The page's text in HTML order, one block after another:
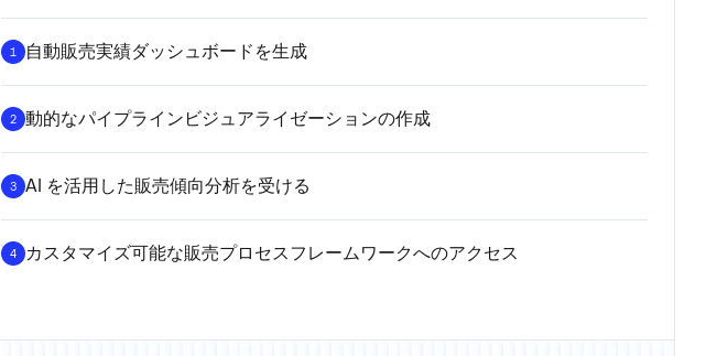
1 自動販売実績ダッシュボードを生成
2 動的なパイプラインビジュアライゼーションの作成
3 AI を活用した販売傾向分析を受ける
4 カスタマイズ可能な販売プロセスフレームワークへのアクセス